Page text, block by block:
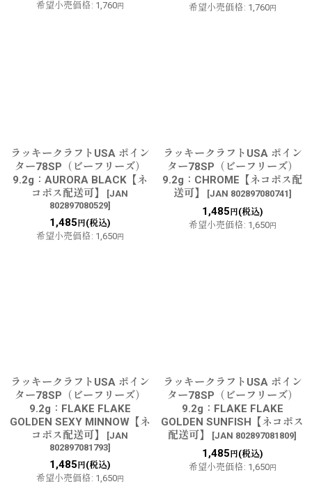
希望小売価格: 1,760円 希望小売価格: 1,760円
ラッキークラフトUSA ポイン
ター78SP（ビーフリーズ）
9.2g：AURORA BLACK【ネ
コポス配送可】
[JAN
802897080529]
1,485 円(税込)
希望小売価格: 1,650円
ラッキークラフトUSA ポイン
ター78SP（ビーフリーズ）
9.2g：CHROME【ネコポス配
送可】
[JAN 802897080741]
1,485 円(税込)
希望小売価格: 1,650円
ラッキークラフトUSA ポイン
ター78SP（ビーフリーズ）
9.2g：FLAKE FLAKE
GOLDEN SEXY MINNOW【ネ
コポス配送可】
[JAN
802897081793]
1,485 円(税込)
希望小売価格: 1,650円
ラッキークラフトUSA ポイン
ター78SP（ビーフリーズ）
9.2g：FLAKE FLAKE
GOLDEN SUNFISH【ネコポス
配送可】
[JAN 802897081809]
1,485 円(税込)
希望小売価格: 1,650円